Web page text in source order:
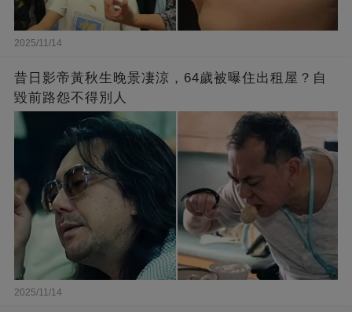
2025/11/14
昔日影帝黃秋生晚景凄涼，64歲被曝住出租屋？自
毀前路怨不得別人
2025/11/14